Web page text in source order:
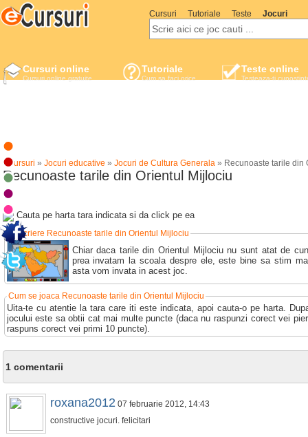
Cursuri Tutoriale Teste Jocuri
Cursuri online
Cursuri online gratuite
Tutoriale
Cum sa faci orice
Teste online
Testeaza-ti
eCursuri » Jocuri educative » Jocuri de Cultura Generala» Recunoaste tarile din
Recunoaste tarile din Orientul Mijlociu
Cauta pe harta tara indicata si da click pe ea
Descriere Recunoaste tarile din Orientul Mijlociu
Chiar daca tarile din Orientul Mijlociu nu sunt atat de
prea invatam la scoala despre ele, este bine sa stim
asta vom invata in acest joc.
Cum se joaca Recunoaste tarile din Orientul Mijlociu
Uita-te cu atentie la tara care iti este indicata, apoi cauta-o pe harta.
jocului este sa obtii cat mai multe puncte (daca nu raspunzi corect vei
raspuns corect vei primi 10 puncte).
1 comentarii
roxana2012 07 februarie 2012, 14:43
constructive jocuri. felicitari